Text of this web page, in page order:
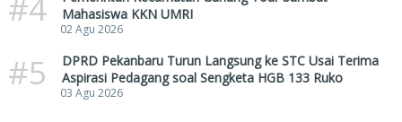
#4
Mahasiswa KKN UMRI
02 Agu 2026
#5
DPRD Pekanbaru Turun Langsung ke STC Usai Terima
Aspirasi Pedagang soal Sengketa HGB 133 Ruko
03 Agu 2026